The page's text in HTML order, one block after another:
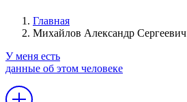
Главная
Михайлов Александр Сергеевич
У меня есть
данные об этом человеке